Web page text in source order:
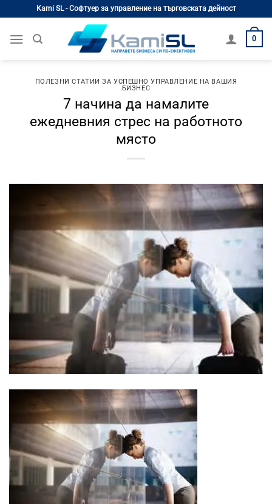
content
Kami SL - Софтуер за управление на търговската дейност
0
ПОЛЕЗНИ СТАТИИ ЗА УСПЕШНО УПРАВЛЕНИЕ НА ВАШИЯ
БИЗНЕС
7 начина да намалите
ежедневния стрес на работното
място